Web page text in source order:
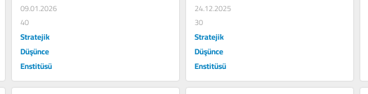
09.01.2026
40
Stratejik
Düşünce
Enstitüsü
24.12.2025
30
Stratejik
Düşünce
Enstitüsü